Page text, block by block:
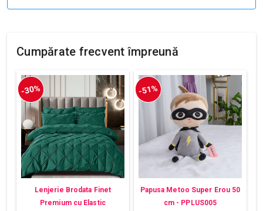
Cumpărate frecvent împreună
-30%
Lenjerie Brodata Finet
Premium cu Elastic
-51%
Papusa Metoo Super Erou 50
cm - PPLUS005